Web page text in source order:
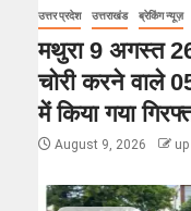
उत्तर प्रदेश उत्तराखंड ब्रेकिंग न्यूज़
मथुरा 9 अगस्त
चोरी करने वाले
में किया गया
August 9, 2026